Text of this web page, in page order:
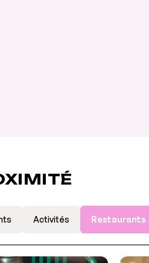
Activités Restaurants